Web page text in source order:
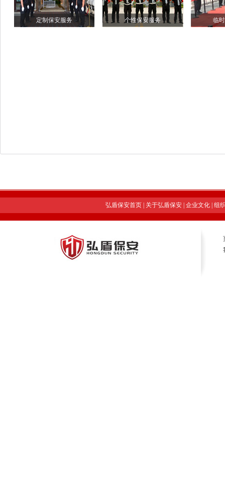
定制保安服务 个性保安服务 临
弘盾保安首页| 关于弘盾保安| 企业文化| 组